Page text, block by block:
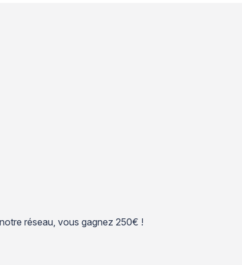
réseau, vous gagnez 250€ !